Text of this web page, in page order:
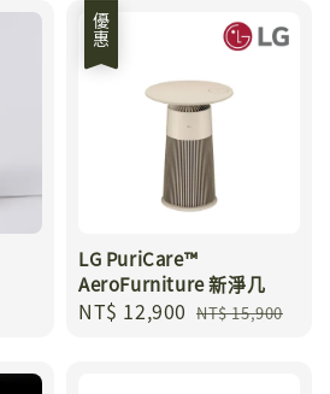
優惠
LG PuriCare™
AeroFurniture 新淨几
Sale
NT$ 12,900 Regular
NT$ 15,900